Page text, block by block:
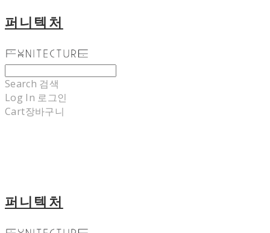
퍼니텍처
Search 검색
Log In 로그인
Cart장바구니
퍼니텍처